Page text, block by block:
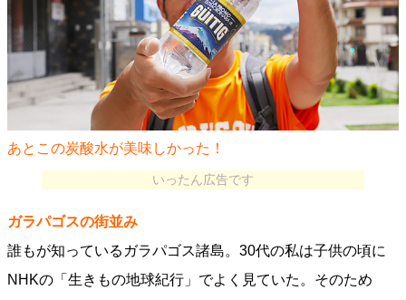
あとこの炭酸水が美味しかった！
いったん広告です
ガラパゴスの街並み
誰もが知っているガラパゴス諸島。30代の私は子供の頃に
NHKの「生きもの地球紀行」でよく見ていた。そのため